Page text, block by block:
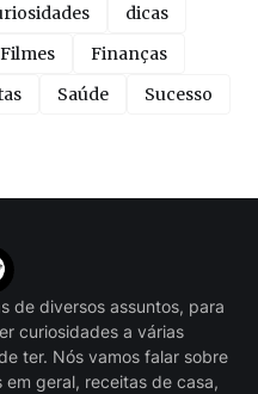
dicas
Filmes
Finanças
Saúde
Sucesso
de diversos assuntos, para
curiosidades a várias
ter. Nós vamos falar sobre
geral, receitas de casa,